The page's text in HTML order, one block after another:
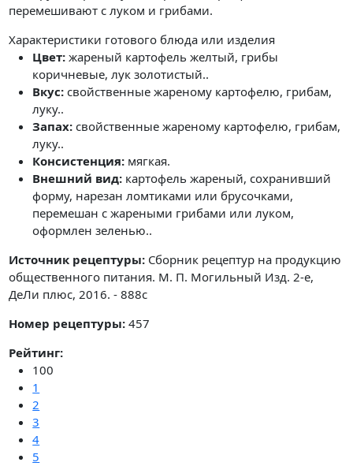
перемешивают с луком и грибами.
Характеристики готового блюда или изделия
Цвет: жареный картофель желтый, грибы
коричневые, лук золотистый..
Вкус: свойственные жареному картофелю, грибам,
луку..
Запах: свойственные жареному картофелю, грибам,
луку..
Консистенция: мягкая.
Внешний вид: картофель жареный, сохранивший
форму, нарезан ломтиками или брусочками,
перемешан с жареными грибами или луком,
оформлен зеленью..
Источник рецептуры: Сборник рецептур на продукцию
общественного питания. М. П. Могильный Изд. 2-е,
ДеЛи плюс, 2016. - 888с
Номер рецептуры: 457
Рейтинг:
100
1
2
3
4
5